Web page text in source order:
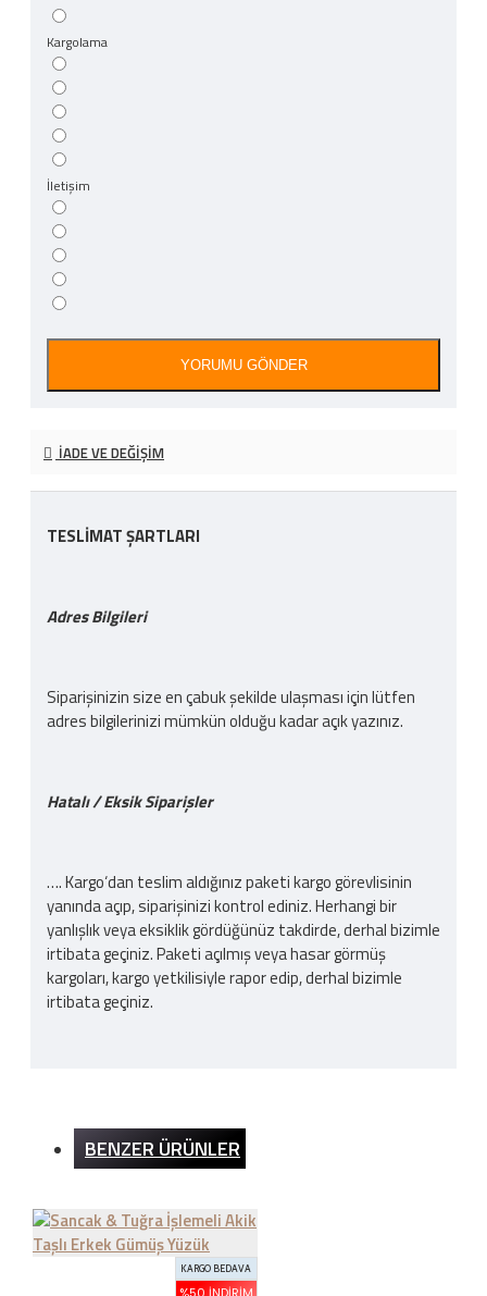
Kargolama
İletişim
YORUMU GÖNDER
İADE VE DEĞIŞIM
TESLİMAT ŞARTLARI
Adres Bilgileri
Siparişinizin size en çabuk şekilde ulaşması için lütfen
adres bilgilerinizi mümkün olduğu kadar açık yazınız.
Hatalı / Eksik Siparişler
…. Kargo‘dan teslim aldığınız paketi kargo görevlisinin
yanında açıp, siparişinizi kontrol ediniz. Herhangi bir
yanlışlık veya eksiklik gördüğünüz takdirde, derhal bizimle
irtibata geçiniz. Paketi açılmış veya hasar görmüş
kargoları, kargo yetkilisiyle rapor edip, derhal bizimle
irtibata geçiniz.
İnternet sitemizden yapılan bütün alışverişlerde 200TL
dışında hiçbir ücret ödemezsiniz.
BENZER ÜRÜNLER
KARGO BEDAVA